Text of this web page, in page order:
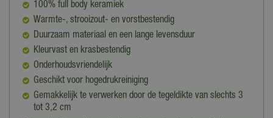
100% full body keramiek
Warmte-, strooizout- en vorstbestendig
Duurzaam materiaal en een lange levensduur
Kleurvast en krasbestendig
Onderhoudsvriendelijk
Geschikt voor hogedrukreiniging
Gemakkelijk te verwerken door de tegeldikte van slechts 3
tot 3,2 cm